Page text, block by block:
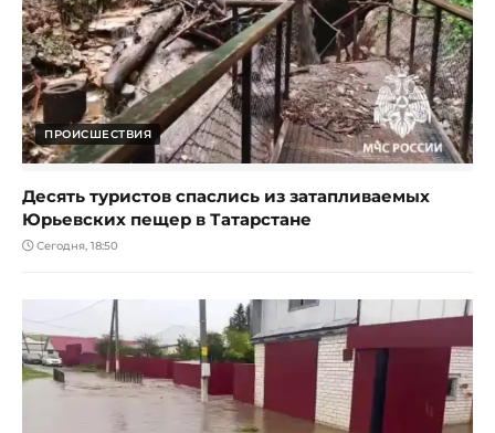
ПРОИСШЕСТВИЯ
Десять туристов спаслись из затапливаемых
Юрьевских пещер в Татарстане
Сегодня, 18:50